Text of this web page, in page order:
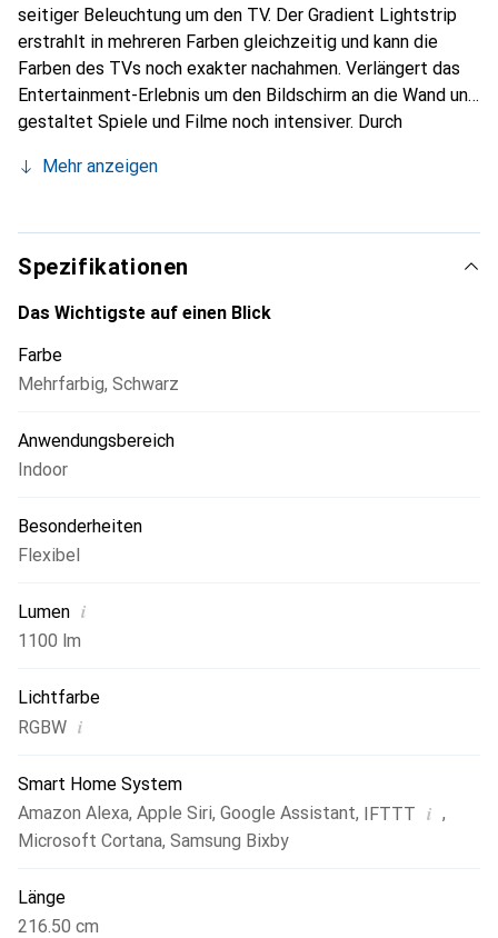
seitiger Beleuchtung um den TV. Der Gradient Lightstrip
erstrahlt in mehreren Farben gleichzeitig und kann die
Farben des TVs noch exakter nachahmen. Verlängert das
Entertainment-Erlebnis um den Bildschirm an die Wand und
gestaltet Spiele und Filme noch intensiver. Durch
Farbverlauf hinter dem Fernseher. Personalisiere die
Hue App. In Kombination mit der Philips Hue Play HDMI
Sync Box kreierst du ein beeindruckendes Medienerlebnis,
bei dem dein Lightstrip synchron zu den Inhalten auf
deinem Fernseher die Farbe verändert. Dieser Lightstrip
Zoll. Inklusive Netzteil und Eckverbinder.
Mehr anzeigen
Spezifikationen
Das Wichtigste auf einen Blick
Farbe
Mehrfarbig, Schwarz
Anwendungsbereich
Indoor
Besonderheiten
Flexibel
Lumen i
1100 lm
Lichtfarbe
RGBW i
Smart Home System
Amazon Alexa, Apple Siri, Google Assistant, IFTTT i ,
Microsoft Cortana, Samsung Bixby
Länge
216.50 cm